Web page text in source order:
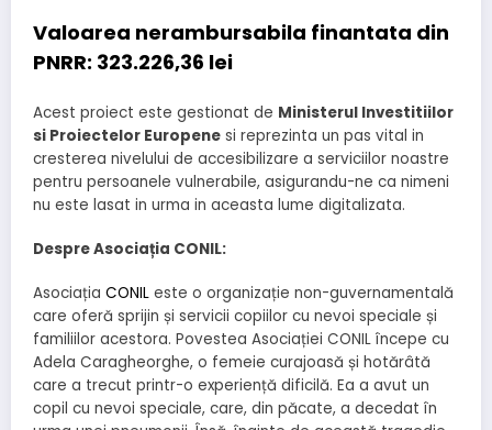
Valoarea nerambursabila finantata din
PNRR: 323.226,36 lei
Acest proiect este gestionat de Ministerul Investitiilor
si Proiectelor Europene si reprezinta un pas vital in
cresterea nivelului de accesibilizare a serviciilor noastre
pentru persoanele vulnerabile, asigurandu-ne ca nimeni
nu este lasat in urma in aceasta lume digitalizata.
Despre Asociația CONIL:
Asociația CONIL este o organizație non-guvernamentală
care oferă sprijin și servicii copiilor cu nevoi speciale și
familiilor acestora. Povestea Asociației CONIL începe cu
Adela Caragheorghe, o femeie curajoasă și hotărâtă
care a trecut printr-o experiență dificilă. Ea a avut un
copil cu nevoi speciale, care, din păcate, a decedat în